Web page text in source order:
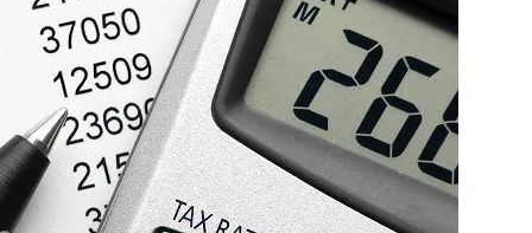
Γυμνασίου Νέας Προποντίδας
– Τέλος η προληπτική απαγόρευση χρήσης
«ΠΡΟΛΑΜΒΑΝΩ» έως το 2030
μικροβιολογική επιβάρυνση
– Πολύωρη αναμονή και απώλειες στις κρατήσεις
στις εκκλησίες